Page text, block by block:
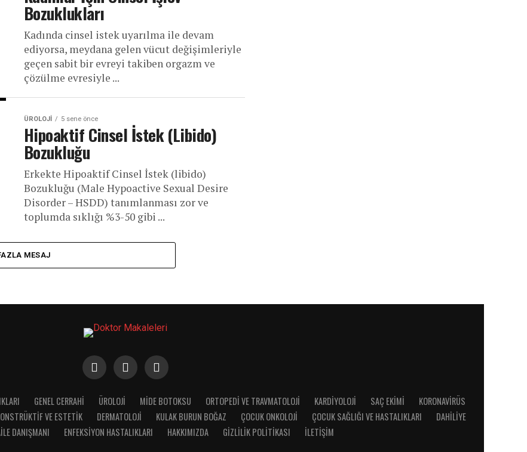
Bozuklukları
Kadında cinsel istek uyarılma ile devam
ediyorsa, meydana gelen vücut değişimleriyle
geçen sabit bir evreyi takiben orgazm ve
çözülme evresiyle ...
ÜROLOJI 5 sene önce
Hipoaktif Cinsel İstek (Libido)
Bozukluğu
Erkekte Hipoaktif Cinsel İstek (libido)
Bozukluğu (Male Hypoactive Sexual Desire
Disorder – HSDD) tanımlanması zor ve
toplumda sıklığı %3-50 gibi ...
MESAJ
GENEL CERRAHI ÜROLOJI MIDE BOTOKSU ORTOPEDI VE TRAVMATOLOJI KARDIYOLOJI SAÇ EKIMI
KORONAVIRÜS
VE ESTETIK DERMATOLOJI KULAK BURUN BOĞAZ ÇOCUK ONKOLOJI ÇOCUK SAĞLIĞI VE HASTALIKLARI
DAHILIYE
DANIŞMANI ENFEKSIYON HASTALIKLARI HAKKIMIZDA GIZLILIK POLITIKASI İLETIŞIM